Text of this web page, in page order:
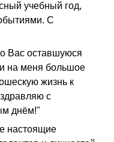
учебный год,
С
Вас оставшуюся
на меня большое
жизнь к
с
днём!"
настоящие